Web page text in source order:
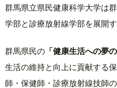
群馬県立県民健康科学大学は
学部と診療放射線学部を展開す
群馬県民の 「健康生活への夢
生活の維持と向上に貢献する
師・保健師・診療放射線技師